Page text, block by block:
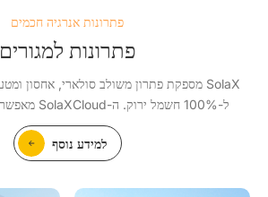
פתרונות אנרגיה חכמים
פתרונות למגורים
ל-100% חשמל ירוק. ה-SolaXCloud מאפשר ניהול אנרגיה חכם.
למידע נוסף